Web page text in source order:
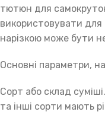
тютюн для
використовувати для
нарізкою може бути
Основні параметри,
Сорт або склад
та інші сорти мають